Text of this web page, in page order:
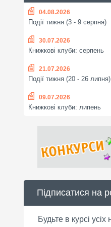
04.08.2026
Події тижня (3 - 9 серпня)
30.07.2026
Книжкові клуби: серпень
21.07.2026
Події тижня (20 - 26 липня)
09.07.2026
Книжкові клуби: липень
Підписатися на
Будьте в курсі усіх